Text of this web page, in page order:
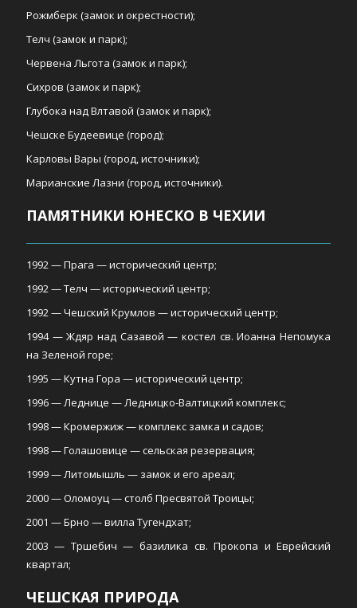
Рожмберк (замок и окрестности);
Телч (замок и парк);
Червена Льгота (замок и парк);
Сихров (замок и парк);
Глубока над Влтавой (замок и парк);
Чешске Будеевице (город);
Карловы Вары (город, источники);
Марианские Лазни (город, источники).
ПАМЯТНИКИ ЮНЕСКО В ЧЕХИИ
1992 — Прага — исторический центр;
1992 — Телч — исторический центр;
1992 — Чешский Крумлов — исторический центр;
1994 — Ждяр над Сазавой — костел св. Иоанна Непомука
на Зеленой горе;
1995 — Кутна Гора — исторический центр;
1996 — Леднице — Ледницко-Валтицкий комплекс;
1998 — Кромержиж — комплекс замка и садов;
1998 — Голашовице — сельская резервация;
1999 — Литомышль — замок и его ареал;
2000 — Оломоуц — столб Пресвятой Троицы;
2001 — Брно — вилла Тугендхат;
2003 — Тршебич — базилика св. Прокопа и Еврейский
квартал;
ЧЕШСКАЯ ПРИРОДА